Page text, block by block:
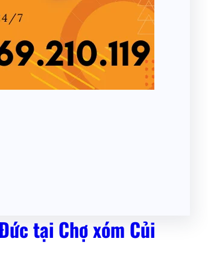
tại Chợ xóm Củi